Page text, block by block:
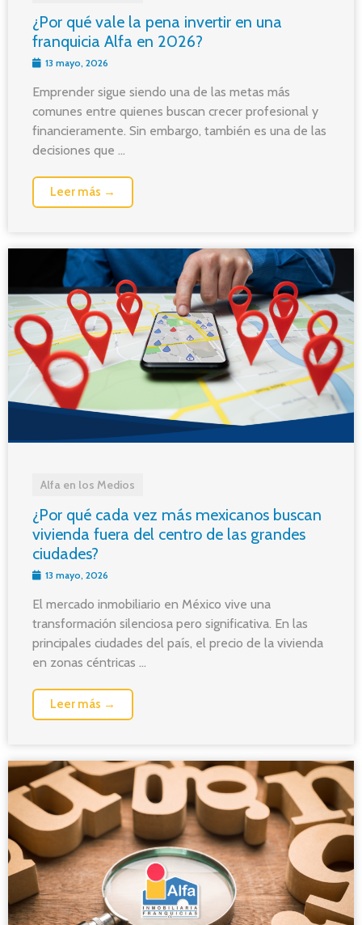
¿Por qué vale la pena invertir en una
franquicia Alfa en 2026?
13 mayo, 2026
Emprender sigue siendo una de las metas más
comunes entre quienes buscan crecer profesional y
financieramente. Sin embargo, también es una de las
decisiones que ...
Leer más →
Alfa en los Medios
¿Por qué cada vez más mexicanos buscan
vivienda fuera del centro de las grandes
ciudades?
13 mayo, 2026
El mercado inmobiliario en México vive una
transformación silenciosa pero significativa. En las
principales ciudades del país, el precio de la vivienda
en zonas céntricas ...
Leer más →